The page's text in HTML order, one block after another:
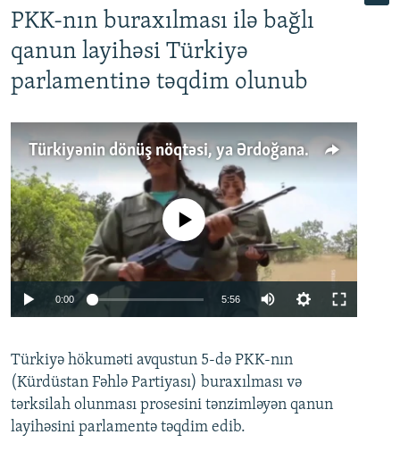
PKK-nın buraxılması ilə bağlı
qanun layihəsi Türkiyə
parlamentinə təqdim olunub
Türkiyənin dönüş nöqtəsi, ya Ərdoğana üçüncü şans: PKK ilə qəfil barışıq nə deməkdir?
Auto 240p 360p 480p
720p 1080p
No media source currently available
0:00 5:56
360p
480p
Türkiyə hökuməti avqustun 5-də PKK-nın
(Kürdüstan Fəhlə Partiyası) buraxılması və
tərksilah olunması prosesini tənzimləyən qanun
layihəsini parlamentə təqdim edib.